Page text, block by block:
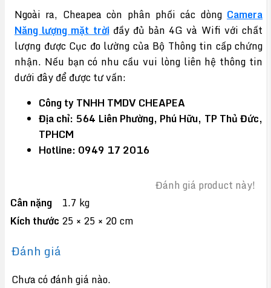
Ngoài ra, Cheapea còn phân phối các dòng Camera
Năng lượng mặt trờiđầy đủ bản 4G và Wifi với chất
lượng được Cục đo lường của Bộ Thông tin cấp chứng
nhận. Nếu bạn có nhu cầu vui lòng liên hệ thông tin
dưới đây để được tư vấn:
Công ty TNHH TMDV CHEAPEA
Địa chỉ: 564 Liên Phường, Phú Hữu, TP Thủ Đức,
TPHCM
Hotline: 0949 17 2016
Đánh giá product này!
Cân nặng
1.7 kg
Kích thước 25 × 25 × 20 cm
Đánh giá
Chưa có đánh giá nào.